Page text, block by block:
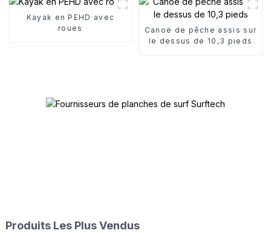
Kayak en PEHD avec
roues
Canoë de pêche assis sur
le dessus de 10,3 pieds
Produits Les Plus Vendus